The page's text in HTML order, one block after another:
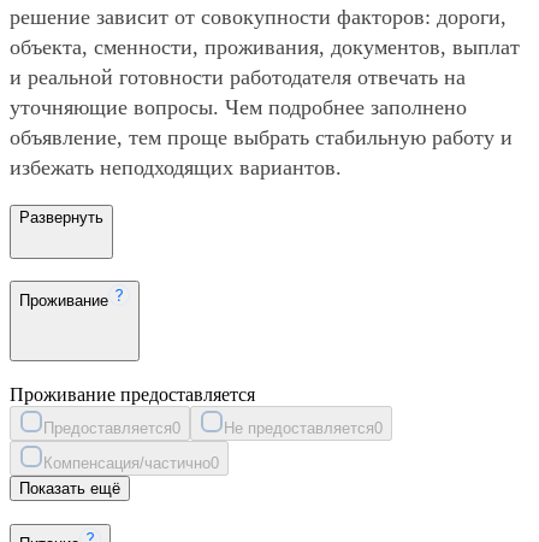
решение зависит от совокупности факторов: дороги,
объекта, сменности, проживания, документов, выплат
и реальной готовности работодателя отвечать на
уточняющие вопросы. Чем подробнее заполнено
объявление, тем проще выбрать стабильную работу и
избежать неподходящих вариантов.
Развернуть
Проживание
Проживание предоставляется
Предоставляется0 Не предоставляется0
Компенсация/частично0
Показать ещё